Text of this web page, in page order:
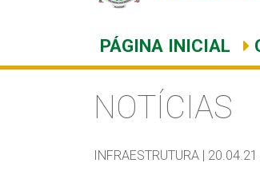
PÁGINA INICIAL
NOTÍCIAS
INFRAESTRUTURA | 20.04.21